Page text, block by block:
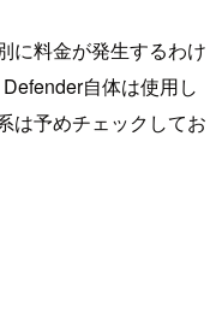
に料金が発生するわけ
自体は使用し
は予めチェックしてお